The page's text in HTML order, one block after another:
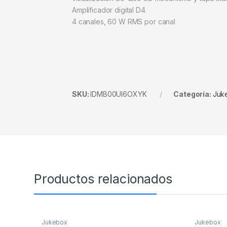
Amplificador digital D4
4 canales, 60 W RMS por canal
SKU:IDMB00UI6OXYK Categoría:
Productos relacionados
Jukebox Jukebox